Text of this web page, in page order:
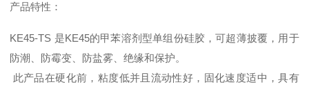
产品特性：
KE45-TS 是KE45的甲苯溶剂型单组份硅胶，可超薄披覆，用于
防潮、防霉变、防盐雾、绝缘和保护。
此产品在硬化前，粘度低并且流动性好，固化速度适中，具有